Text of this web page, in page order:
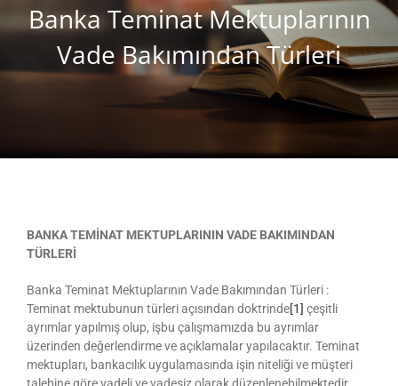
Banka Teminat Mektuplarının
Vade Bakımından Türleri
BANKA TEMİNAT MEKTUPLARININ VADE BAKIMINDAN
TÜRLERİ
Banka Teminat Mektuplarının Vade Bakımından Türleri :
Teminat mektubunun türleri açısından doktrinde[1] çeşitli
ayrımlar yapılmış olup, işbu çalışmamızda bu ayrımlar
üzerinden değerlendirme ve açıklamalar yapılacaktır. Teminat
mektupları, bankacılık uygulamasında işin niteliği ve müşteri